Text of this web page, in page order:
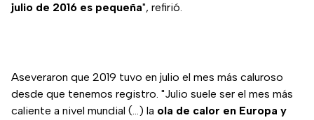
julio de 2016 es pequeña", refirió.
Aseveraron que 2019 tuvo en julio el mes más caluroso
desde que tenemos registro. "Julio suele ser el mes más
caliente a nivel mundial (…) la ola de calor en Europa y